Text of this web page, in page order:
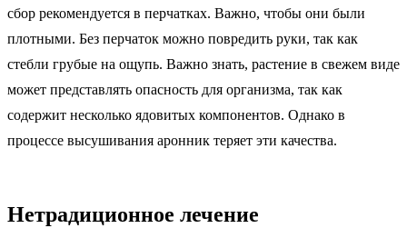
сбор рекомендуется в перчатках. Важно, чтобы они были
плотными. Без перчаток можно повредить руки, так как
стебли грубые на ощупь. Важно знать, растение в свежем виде
может представлять опасность для организма, так как
содержит несколько ядовитых компонентов. Однако в
процессе высушивания аронник теряет эти качества.
Нетрадиционное лечение